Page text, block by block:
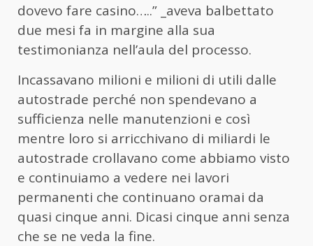
dovevo fare casino…..” _aveva balbettato
due mesi fa in margine alla sua
testimonianza nell’aula del processo.
Incassavano milioni e milioni di utili dalle
autostrade perché non spendevano a
sufficienza nelle manutenzioni e così
mentre loro si arricchivano di miliardi le
autostrade crollavano come abbiamo visto
e continuiamo a vedere nei lavori
permanenti che continuano oramai da
quasi cinque anni. Dicasi cinque anni senza
che se ne veda la fine.